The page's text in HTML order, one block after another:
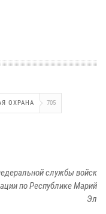
ОХРАНА 705
службы войск
по Республике Марий
Эл